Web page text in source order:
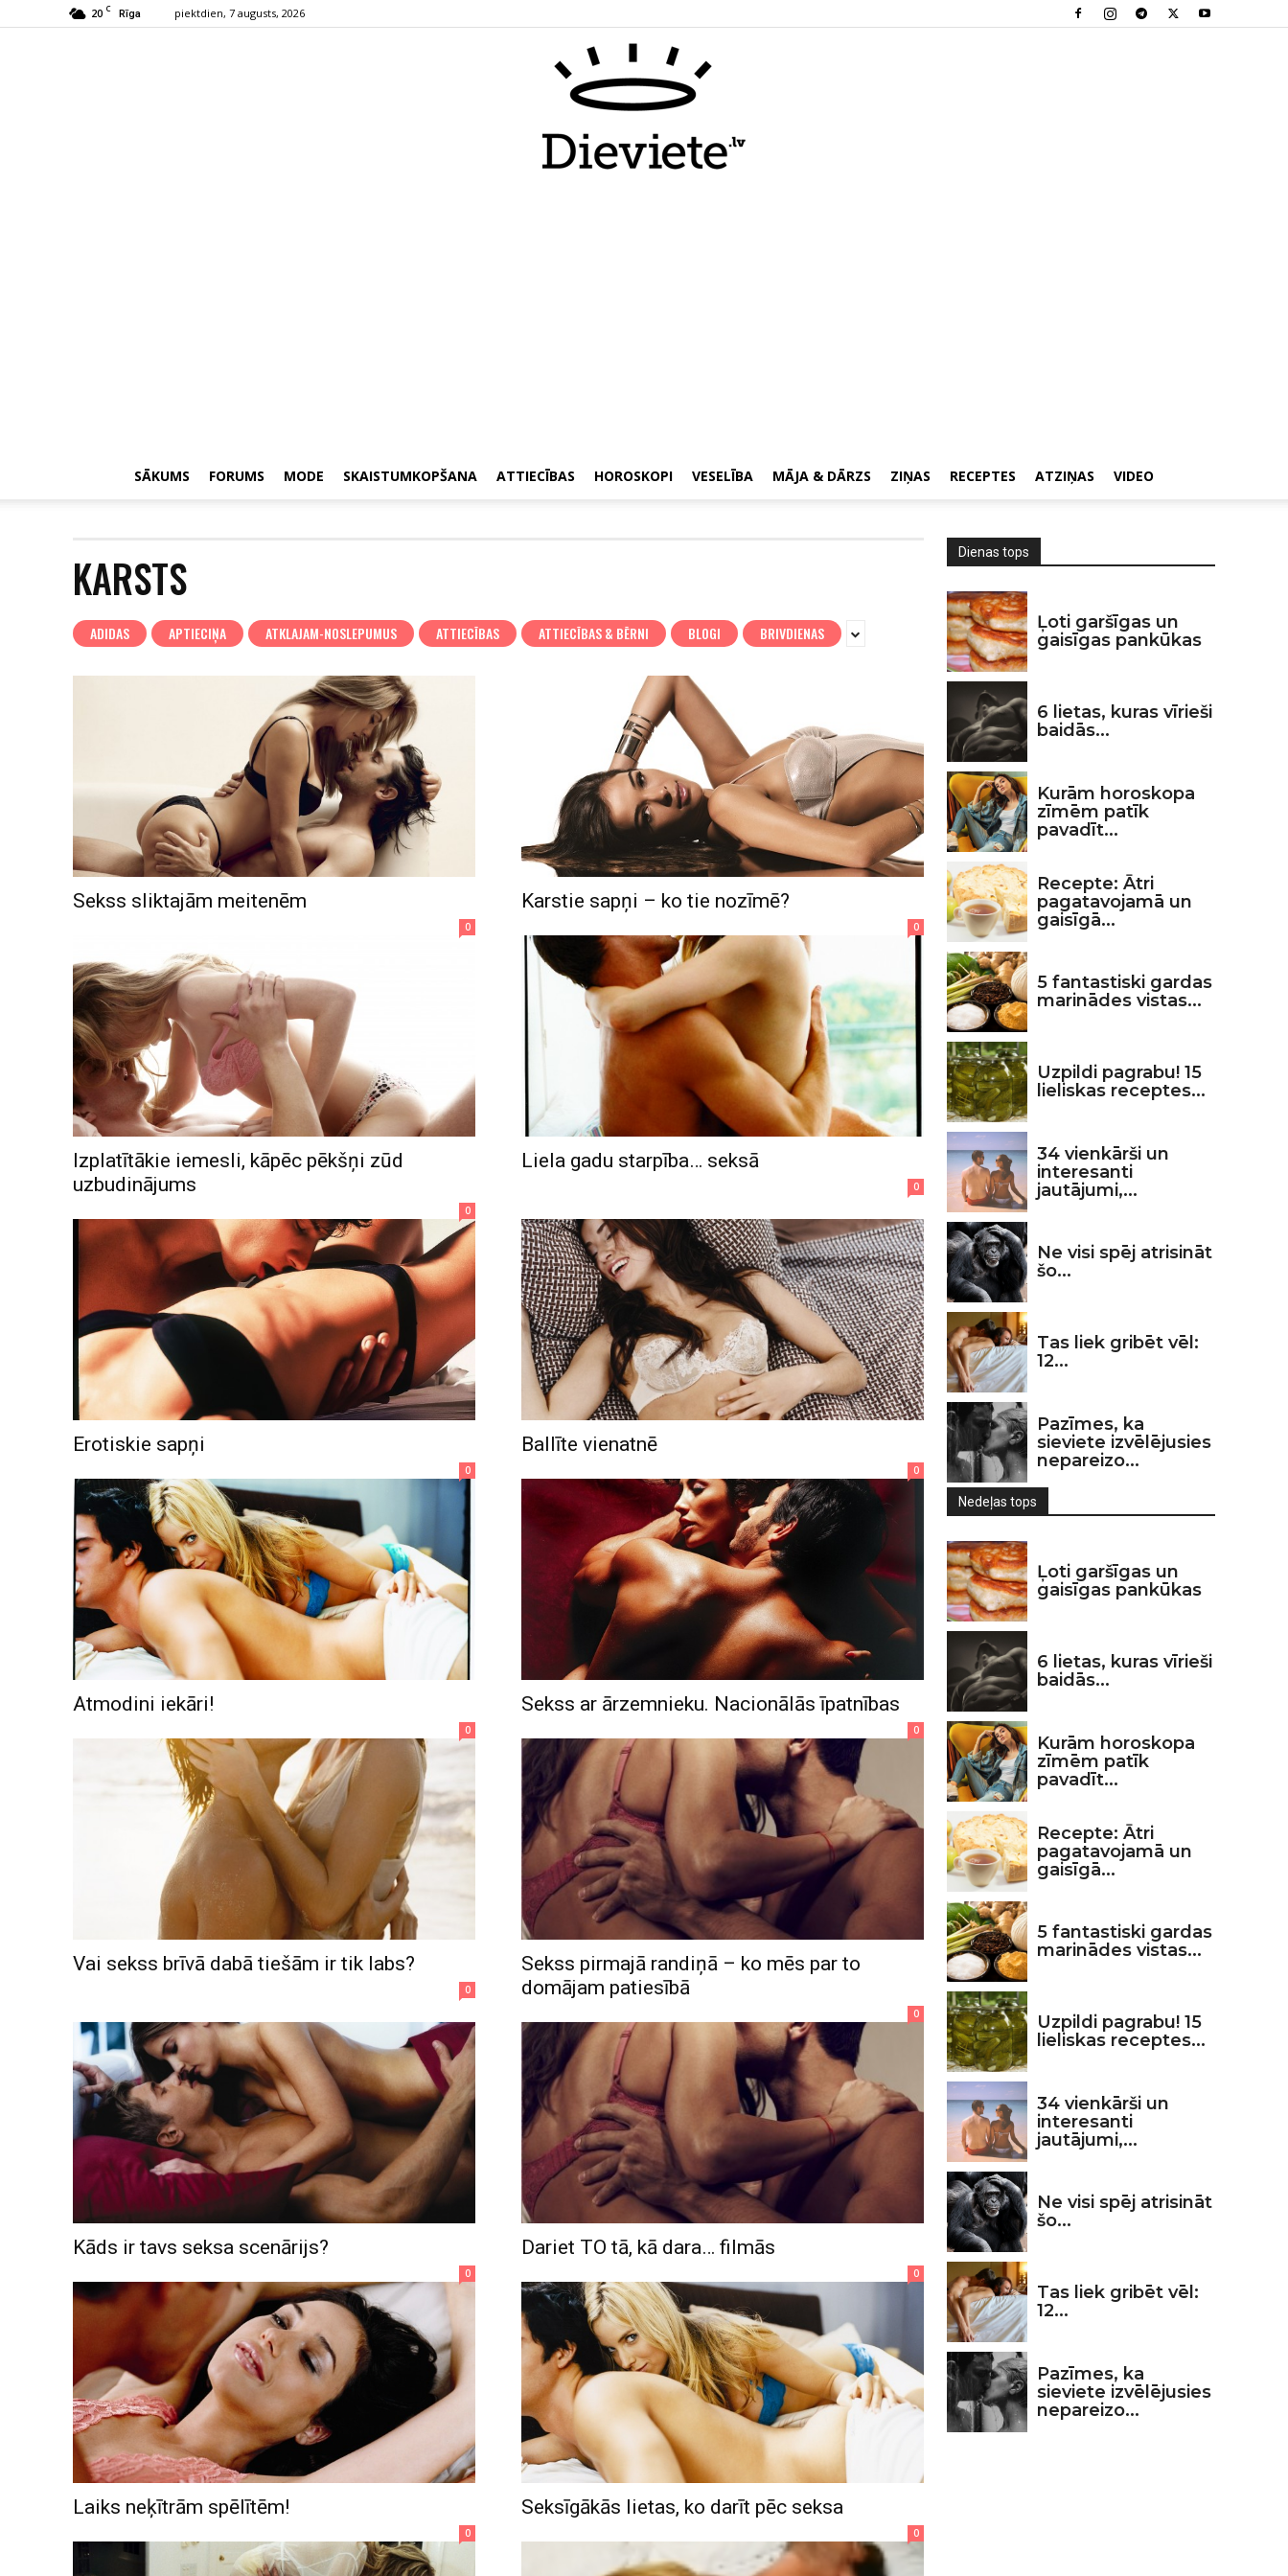
20 C Rīga piektdien, 7 augusts, 2026
SĀKUMS FORUMS MODE SKAISTUMKOPŠANA ATTIECĪBAS HOROSKOPI VESELĪBA MĀJA & DĀRZS ZIŅAS RECEPTES ATZIŅAS VIDEO
KARSTS
ADIDAS APTIECIŅA ATKLAJAM-NOSLEPUMUS ATTIECĪBAS ATTIECĪBAS & BĒRNI BLOGI BRIVDIENAS
Sekss sliktajām meitenēm
0
Karstie sapņi – ko tie nozīmē?
0
Izplatītākie iemesli, kāpēc pēkšņi zūd
uzbudinājums
0
Liela gadu starpība… seksā
0
Erotiskie sapņi
0
Ballīte vienatnē
0
Atmodini iekāri!
0
Sekss ar ārzemnieku. Nacionālās īpatnības
0
Vai sekss brīvā dabā tiešām ir tik labs?
0
Sekss pirmajā randiņā – ko mēs par to
domājam patiesībā
0
Kāds ir tavs seksa scenārijs?
0
Dariet TO tā, kā dara… filmās
0
Laiks neķītrām spēlītēm!
0
Seksīgākās lietas, ko darīt pēc seksa
0
Dienas tops
Ļoti garšīgas un
gaisīgas pankūkas
6 lietas, kuras vīrieši
baidās...
Kurām horoskopa
zīmēm patīk
pavadīt...
Recepte: Ātri
pagatavojamā un
gaisīgā...
5 fantastiski gardas
marinādes vistas...
Uzpildi pagrabu! 15
lieliskas receptes...
34 vienkārši un
interesanti
jautājumi,...
Ne visi spēj atrisināt
šo...
Tas liek gribēt vēl:
12...
Pazīmes, ka
sieviete izvēlējusies
nepareizo...
Nedeļas tops
Ļoti garšīgas un
gaisīgas pankūkas
6 lietas, kuras vīrieši
baidās...
Kurām horoskopa
zīmēm patīk
pavadīt...
Recepte: Ātri
pagatavojamā un
gaisīgā...
5 fantastiski gardas
marinādes vistas...
Uzpildi pagrabu! 15
lieliskas receptes...
34 vienkārši un
interesanti
jautājumi,...
Ne visi spēj atrisināt
šo...
Tas liek gribēt vēl:
12...
Pazīmes, ka
sieviete izvēlējusies
nepareizo...